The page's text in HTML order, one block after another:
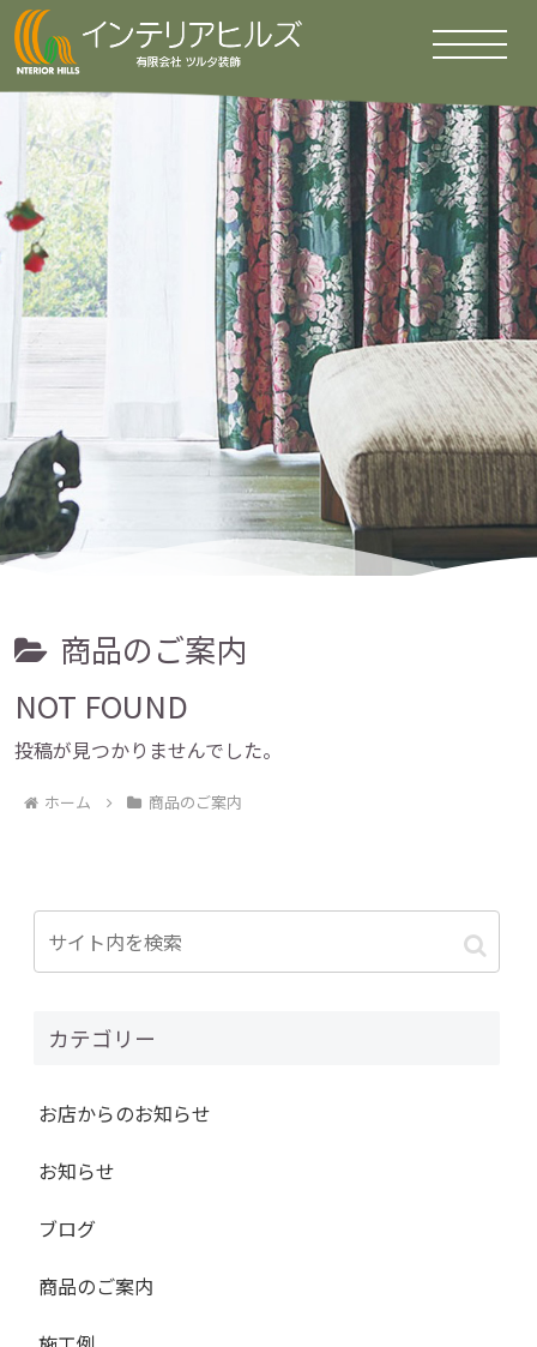
商品のご案内
NOT FOUND
投稿が見つかりませんでした。
ホーム 商品のご案内
カテゴリー
お店からのお知らせ
お知らせ
ブログ
商品のご案内